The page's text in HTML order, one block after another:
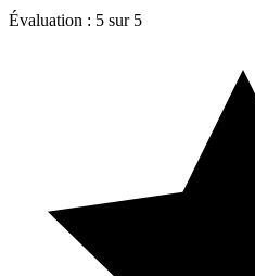
Évaluation : 5 sur 5